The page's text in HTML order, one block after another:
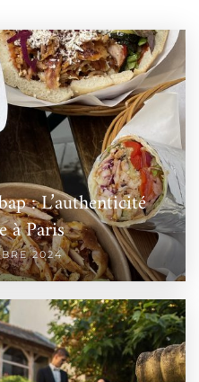
: L’authenticité
à Paris
2024